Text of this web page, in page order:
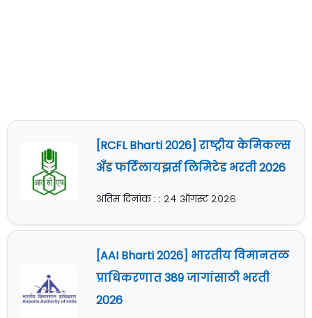
[RCFL Bharti 2026] राष्ट्रीय केमिकल्स
अँड फर्टिलायझर्स लिमिटेड भरती 2026
अंतिम दिनांक : : २४ ऑगस्ट २०२६
[AAI Bharti 2026] भारतीय विमानतळ
प्राधिकरणात 389 जागांसाठी भरती
2026